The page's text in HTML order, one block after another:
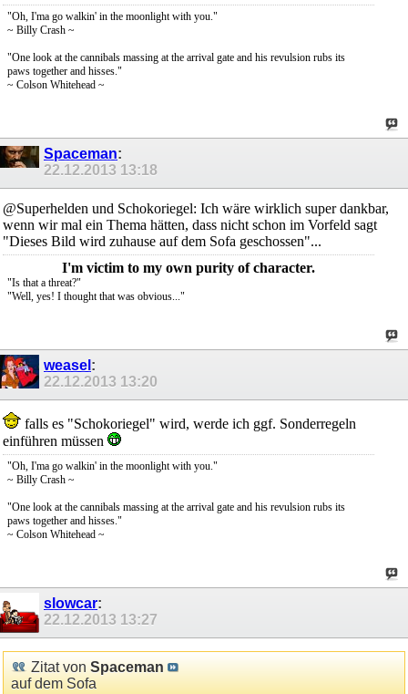
"Oh, I'ma go walkin' in the moonlight with you."
~ Billy Crash ~
"One look at the cannibals massing at the arrival gate and his revulsion rubs its
paws together and hisses."
~ Colson Whitehead ~
Spaceman:
22.12.2013 13:18
@Superhelden und Schokoriegel: Ich wäre wirklich super dankbar,
wenn wir mal ein Thema hätten, dass nicht schon im Vorfeld sagt
"Dieses Bild wird zuhause auf dem Sofa geschossen"...
I'm victim to my own purity of character.
"Is that a threat?"
"Well, yes! I thought that was obvious..."
weasel :
22.12.2013 13:20
falls es "Schokoriegel" wird, werde ich ggf. Sonderregeln
einführen müssen
"Oh, I'ma go walkin' in the moonlight with you."
~ Billy Crash ~
"One look at the cannibals massing at the arrival gate and his revulsion rubs its
paws together and hisses."
~ Colson Whitehead ~
slowcar:
22.12.2013 13:27
Zitat von Spaceman
auf dem Sofa